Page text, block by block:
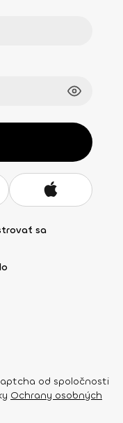
sa
od spoločnosti
Ochrany osobných